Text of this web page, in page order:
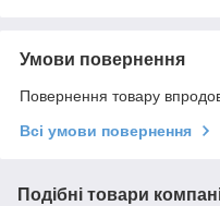
Умови повернення
Повернення товару
Всі умови повернення
Подібні товари